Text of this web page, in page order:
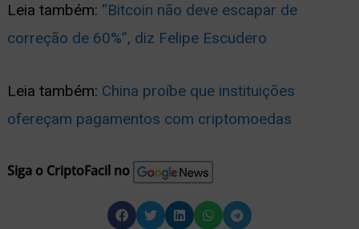
Leia também: “Bitcoin não deve escapar de
correção de 60%”, diz Felipe Escudero
Leia também: China proíbe que instituições
ofereçam pagamentos com criptomoedas
Siga o CriptoFacil no